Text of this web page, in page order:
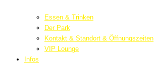
Essen & Trinken
Der Park
Kontakt & Standort & Öffnungszeiten
VIP Lounge
Infos